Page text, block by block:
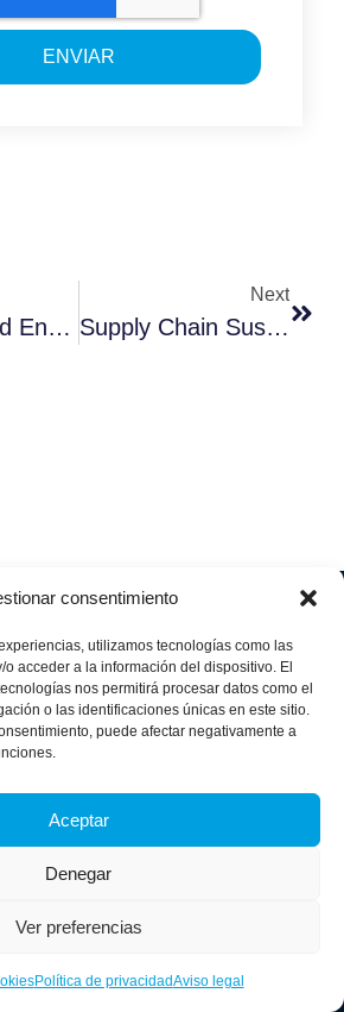
consentimiento
utilizamos tecnologías como las
acceder a la información del dispositivo. El
nos permitirá procesar datos como el
o las identificaciones únicas en este sitio.
puede afectar negativamente a
Aceptar
Denegar
Ver preferencias
Política de privacidadAviso legal
ENVIAR
Sostenibilidad En La Cadena De Suministro Para El Futuro
Next
Supply Chain Sustainability For The Future
Soluciones
Data
Industria
4.0
Industrial
Retail
Health &
Services
Travel &
Quiénes
Únete
a
aggity
Contacto